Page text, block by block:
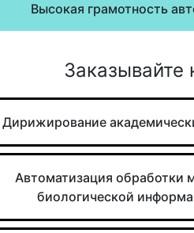
Высокая грамотность
Дирижирование
Автоматизация обработки
биологической